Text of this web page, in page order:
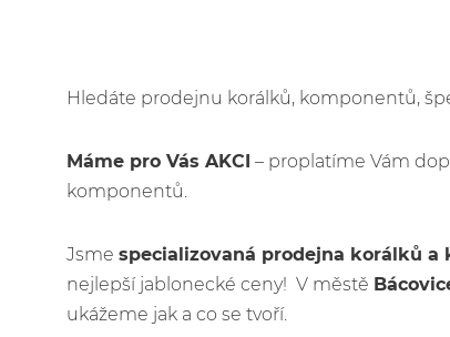
Hledáte prodejnu korálků, komponentů,
Máme pro Vás AKCI – proplatíme Vám
komponentů.
Jsme specializovaná prodejna korálků a
nejlepší jablonecké ceny! V městě
ukážeme jak a co se tvoří.